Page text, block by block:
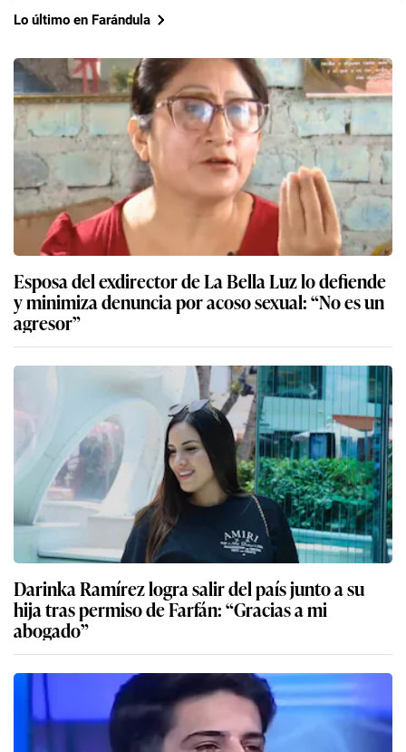
Lo último en Farándula
Esposa del exdirector de La Bella Luz lo defiende
y minimiza denuncia por acoso sexual: “No es un
agresor”
Darinka Ramírez logra salir del país junto a su
hija tras permiso de Farfán: “Gracias a mi
abogado”